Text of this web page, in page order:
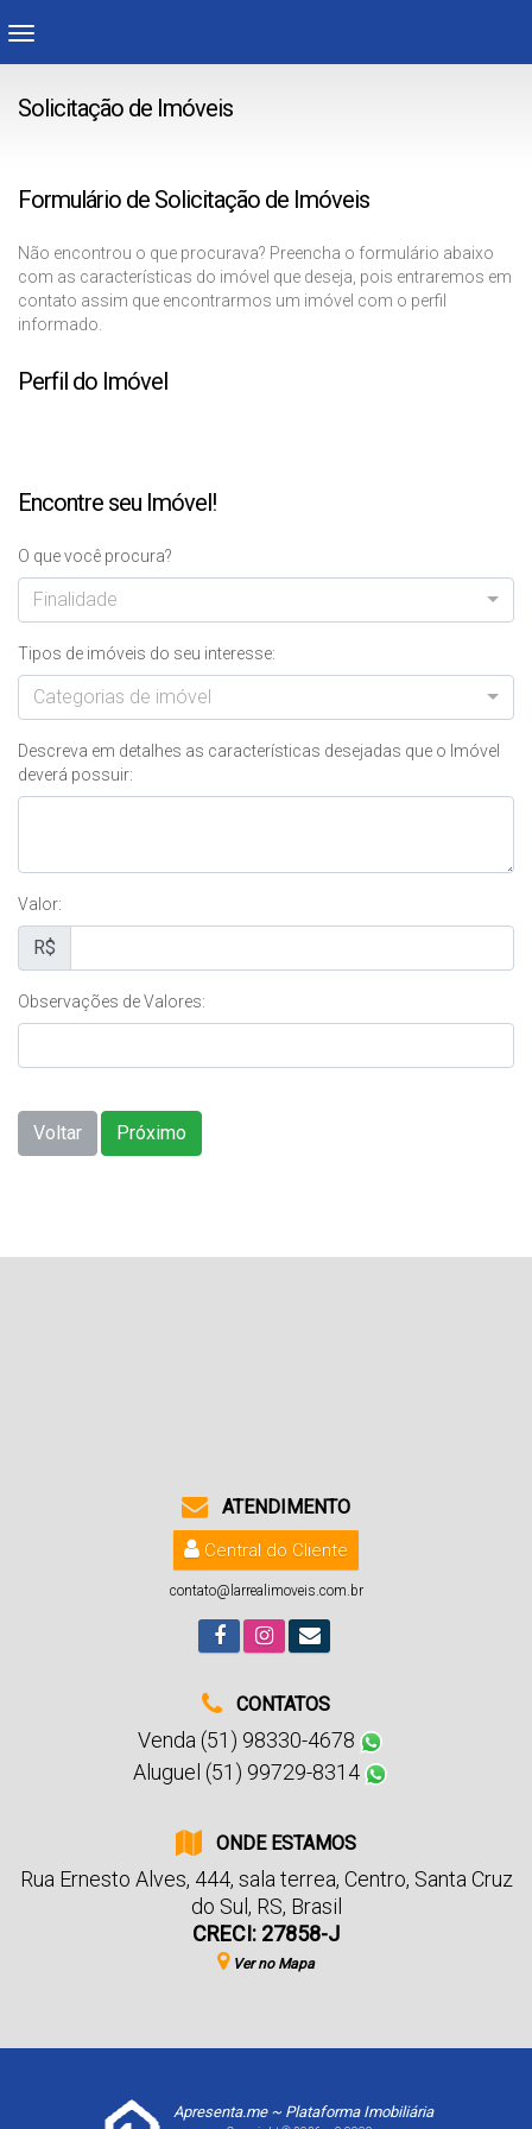
Solicitação de Imóveis
Formulário de Solicitação de Imóveis
Não encontrou o que procurava? Preencha o formulário abaixo
com as características do imóvel que deseja, pois entraremos em
contato assim que encontrarmos um imóvel com o perfil
informado.
Perfil do Imóvel
Encontre seu Imóvel!
O que você procura?
Finalidade
Tipos de imóveis do seu interesse:
Categorias de imóvel
Descreva em detalhes as características desejadas que o Imóvel
deverá possuir:
Valor:
R$
Observações de Valores:
Voltar Próximo
ATENDIMENTO
Central do Cliente
contato@larrealimoveis.com.br
CONTATOS
Venda (51) 98330-4678
Aluguel (51) 99729-8314
ONDE ESTAMOS
Rua Ernesto Alves, 444, sala terrea, Centro, Santa Cruz
do Sul , RS, Brasil
CRECI: 27858-J
Ver no Mapa
Apresenta.me ~ Plataforma Imobiliária